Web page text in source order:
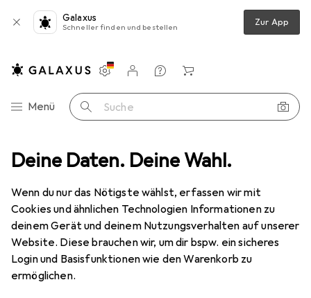
Deine Daten. Deine Wahl.
Wenn du nur das Nötigste wählst, erfassen wir mit
Cookies und ähnlichen Technologien Informationen zu
deinem Gerät und deinem Nutzungsverhalten auf unserer
Website. Diese brauchen wir, um dir bspw. ein sicheres
Login und Basisfunktionen wie den Warenkorb zu
ermöglichen.
Galaxus
Schneller finden und bestellen Zur App
Navigation nach Kategorien
Menü Suche
Einstellungen
Kundenkonto
Vergleichslisten
Merklisten
Warenkorb
Messuhr + Messschraube Mahr Fühlhebelmessgerät Martest 800
6 Bilder
MahrFühlhebelmessgerät Martest
800
EUR
178,22